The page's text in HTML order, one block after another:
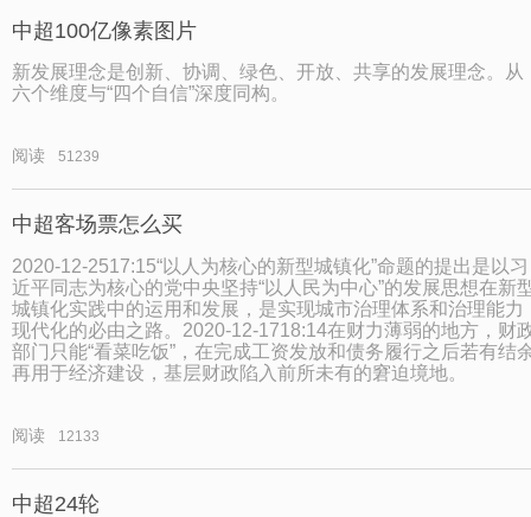
中超100亿像素图片
新发展理念是创新、协调、绿色、开放、共享的发展理念。从
六个维度与“四个自信”深度同构。
阅读 51239
中超客场票怎么买
2020-12-2517:15“以人为核心的新型城镇化”命题的提出是以习
近平同志为核心的党中央坚持“以人民为中心”的发展思想在新
城镇化实践中的运用和发展，是实现城市治理体系和治理能力
现代化的必由之路。2020-12-1718:14在财力薄弱的地方，财
部门只能“看菜吃饭”，在完成工资发放和债务履行之后若有结
再用于经济建设，基层财政陷入前所未有的窘迫境地。
阅读 12133
中超24轮